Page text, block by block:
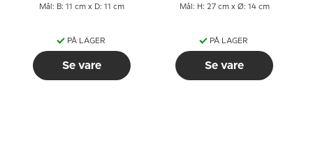
Mål: B: 11 cm x D: 11 cm
PÅ LAGER
Se vare
Mål: H: 27 cm x Ø: 14 cm
PÅ LAGER
Se vare